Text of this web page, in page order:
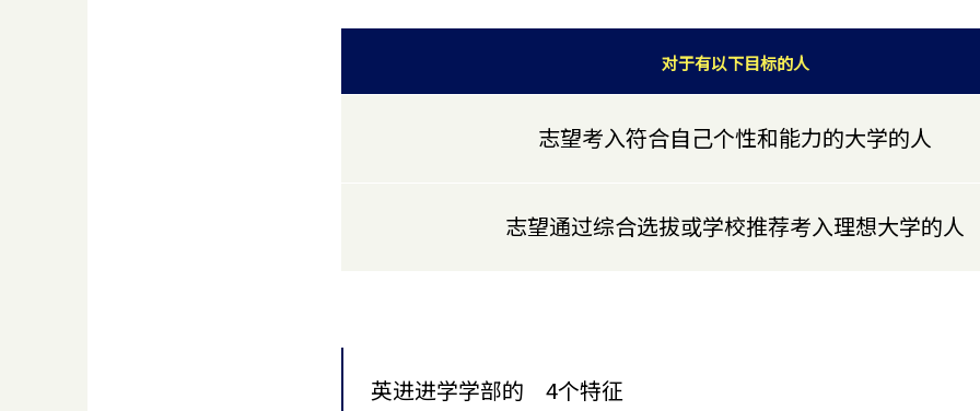
对于有以下目标的人
志望考入符合自己个性和能力的大学的人
志望通过综合选拔或学校推荐考入理想大学的人
英进进学学部的 4个特征